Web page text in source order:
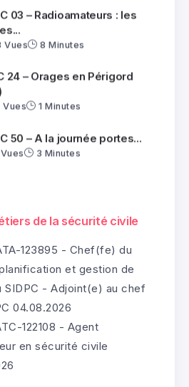
03 – Radioamateurs : les
Vues 8 Minutes
24 – Orages en Périgord
Vues 1 Minutes
50 – A la journée portes...
3 Minutes
Vues 1 Minutes
de la sécurité civile
123895 - Chef(fe) du
et gestion de
SIDPC - Adjoint(e) au chef
04.08.2026
122108 - Agent
en sécurité civile